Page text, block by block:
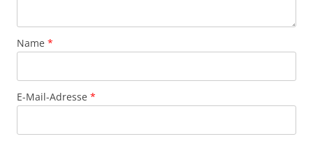
Name *
E-Mail-Adresse *